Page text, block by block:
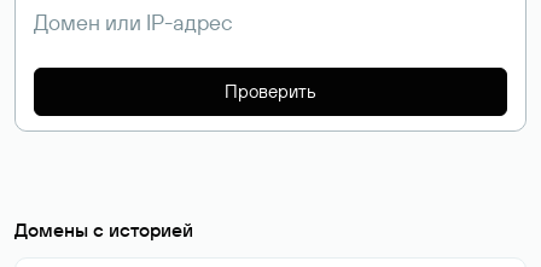
Проверить
Домены с историей